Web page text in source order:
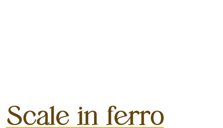
Scale in ferro